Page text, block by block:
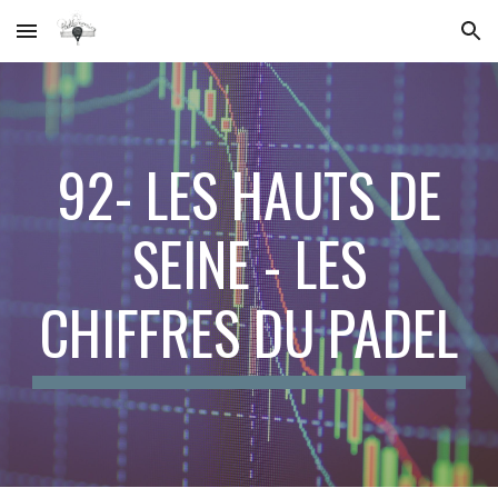
Skip to main content Skip to navigation
92- LES HAUTS DE
SEINE- LES
CHIFFRES DU PADEL